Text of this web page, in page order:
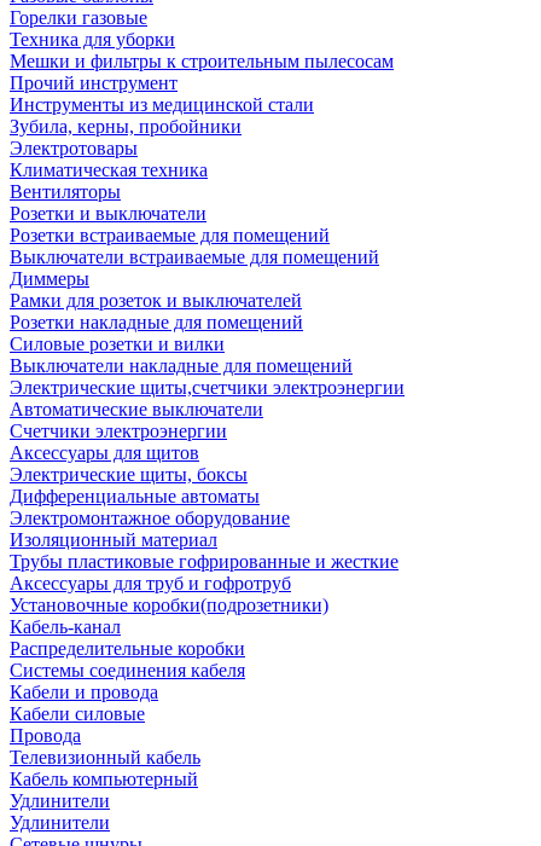
Горелки газовые
Техника для уборки
Мешки и фильтры к строительным пылесосам
Прочий инструмент
Инструменты из медицинской стали
Зубила, керны, пробойники
Электротовары
Климатическая техника
Вентиляторы
Розетки и выключатели
Розетки встраиваемые для помещений
Выключатели встраиваемые для помещений
Диммеры
Рамки для розеток и выключателей
Розетки накладные для помещений
Силовые розетки и вилки
Выключатели накладные для помещений
Электрические щиты,счетчики электроэнергии
Автоматические выключатели
Счетчики электроэнергии
Аксессуары для щитов
Электрические щиты, боксы
Дифференциальные автоматы
Электромонтажное оборудование
Изоляционный материал
Трубы пластиковые гофрированные и жесткие
Аксессуары для труб и гофротруб
Установочные коробки(подрозетники)
Кабель-канал
Распределительные коробки
Системы соединения кабеля
Кабели и провода
Кабели силовые
Провода
Телевизионный кабель
Кабель компьютерный
Удлинители
Удлинители